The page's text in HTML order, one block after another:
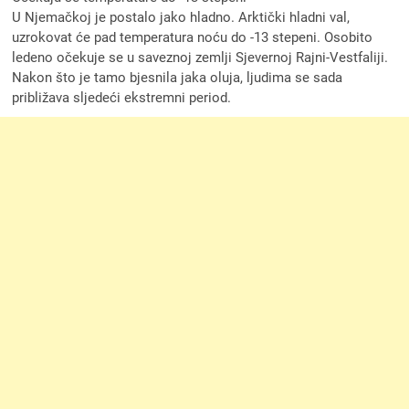
U Njemačkoj je postalo jako hladno. Arktički hladni val,
uzrokovat će pad temperatura noću do -13 stepeni. Osobito
ledeno očekuje se u saveznoj zemlji Sjevernoj Rajni-Vestfaliji.
Nakon što je tamo bjesnila jaka oluja, ljudima se sada
približava sljedeći ekstremni period.